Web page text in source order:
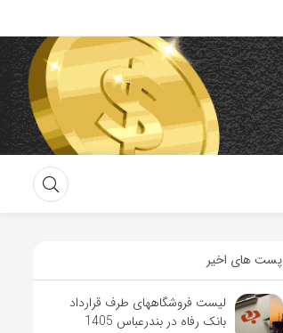
پست های اخیر
لیست فروشگاههای طرف قرارداد
بانک رفاه در بندرعباس 1405